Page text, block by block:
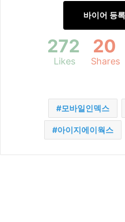
바이어 등
272
Likes
20
Shares
모바일인덱스
아이지에이웍스